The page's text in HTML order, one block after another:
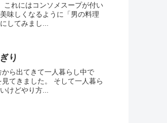
これにはコンソメスープが付い
味しくなるように「男の料理
してみまし...
り
ら出てきて一人暮らし中で
てきました。 そして一人暮ら
けどやり方...